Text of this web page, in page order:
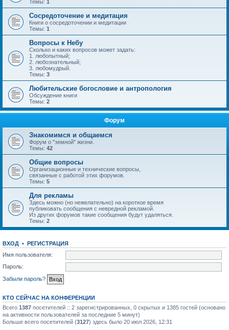
Темы: 1
Сосредоточение и медитация
Книги о сосредоточении и медитации
Темы: 1
Вопросы к Небу
Сколько и каких вопросов может задать:
1. любопытный;
2. любознательный;
3. любомудрый.
Темы: 3
Любительские богословие и антропология
Обсуждение книги
Темы: 2
Форум
Знакомимся и общаемся
Форум о "земной" жизни.
Темы: 42
Общие вопросы
Организационные и технические вопросы,
связанные с работой этих форумов.
Темы: 5
Для рекламы
Здесь можно (но нежелательно) на короткое время
публиковать сообщения с невредной рекламой.
Из других форумов такие сообщения будут удаляться.
Темы: 2
ВХОД • РЕГИСТРАЦИЯ
Имя пользователя:
Пароль:
Забыли пароль?
КТО СЕЙЧАС НА КОНФЕРЕНЦИИ
Всего 1387 посетителей :: 2 зарегистрированных, 0 скрытых и 1385 гостей (основано
на активности пользователей за последние 5 минут)
Больше всего посетителей (3127) здесь было 20 июл 2026, 12:31